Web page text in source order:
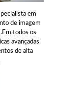
em
de imagem
todos os
avançadas
de alta